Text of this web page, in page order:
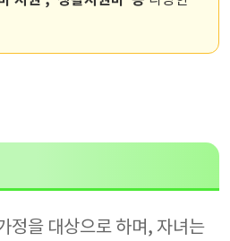
정을 대상으로 하며, 자녀는